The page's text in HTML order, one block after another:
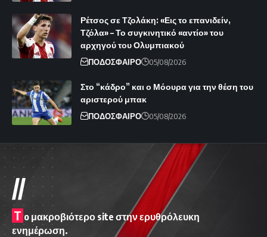
Ρέτσος σε Τζολάκη: «Εις το επανιδείν,
Τζόλα» – Το συγκινητικό «αντίο» του
αρχηγού του Ολυμπιακού
ΠΟΔΟΣΦΑΙΡΟ 05/08/2026
Στο “κάδρο” και ο Μόουρα για την θέση του
αριστερού μπακ
ΠΟΔΟΣΦΑΙΡΟ 05/08/2026
//
T o μακροβιότερο site στην ερυθρόλευκη
ενημέρωση.